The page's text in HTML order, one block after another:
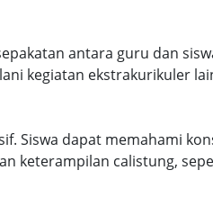
antara guru dan
kegiatan ekstrakurikuler
Siswa dapat memahami
keterampilan calistung,